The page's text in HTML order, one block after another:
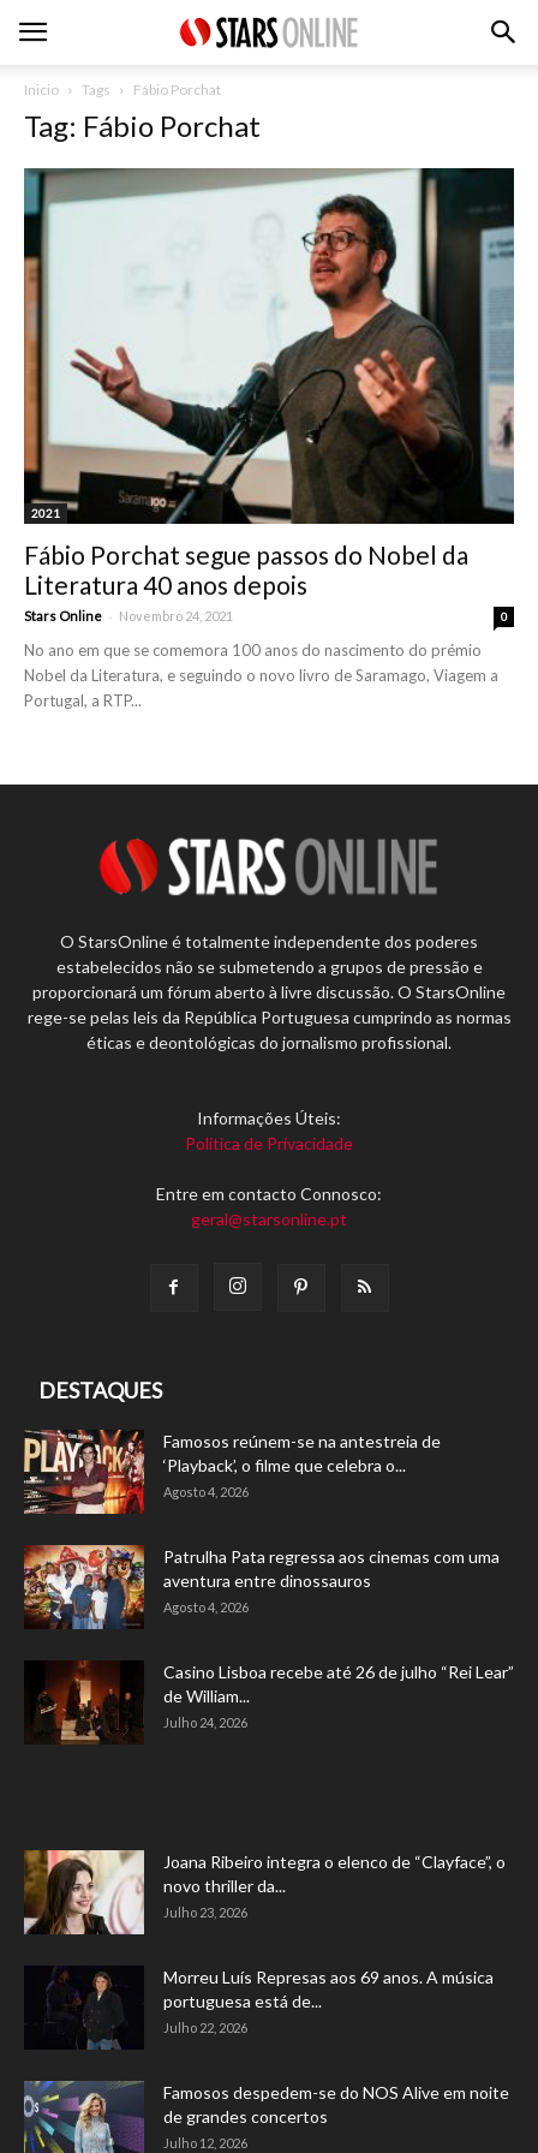
Inicio Tags Fábio Porchat
Tag: Fábio Porchat
2021
Fábio Porchat segue passos do Nobel da
Literatura 40 anos depois
Stars Online - Novembro 24, 2021 0
No ano em que se comemora 100 anos do nascimento do prémio
Nobel da Literatura, e seguindo o novo livro de Saramago, Viagem a
Portugal, a RTP...
O StarsOnline é totalmente independente dos poderes
estabelecidos não se submetendo a grupos de pressão e
proporcionará um fórum aberto à livre discussão. O StarsOnline
rege-se pelas leis da República Portuguesa cumprindo as normas
éticas e deontológicas do jornalismo profissional.
Informações Úteis:
Política de Privacidade
Entre em contacto Connosco:
geral@starsonline.pt
DESTAQUES
Famosos reúnem-se na antestreia de
‘Playback’, o filme que celebra o...
Agosto 4, 2026
Patrulha Pata regressa aos cinemas com uma
aventura entre dinossauros
Agosto 4, 2026
Casino Lisboa recebe até 26 de julho “Rei Lear”
de William...
Julho 24, 2026
Joana Ribeiro integra o elenco de “Clayface”, o
novo thriller da...
Julho 23, 2026
Morreu Luís Represas aos 69 anos. A música
portuguesa está de...
Julho 22, 2026
Famosos despedem-se do NOS Alive em noite
de grandes concertos
Julho 12, 2026